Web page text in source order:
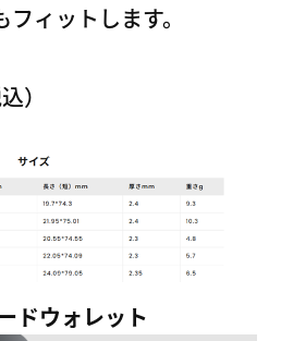
ィットします。
）
ドウォレット